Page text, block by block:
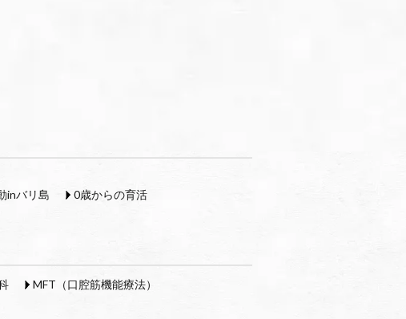
inバリ島
0歳からの育活
MFT（口腔筋機能療法）